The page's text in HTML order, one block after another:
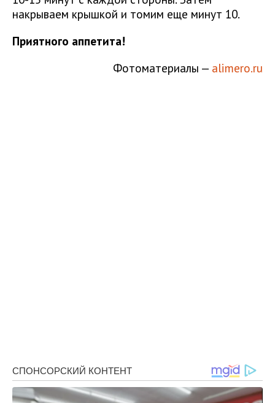
накрываем крышкой и томим еще минут 10.
Приятного аппетита!
Фотоматериалы — alimero.ru